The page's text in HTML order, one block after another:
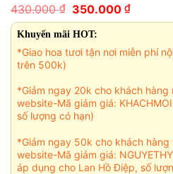
430.000₫ Giá
gốc
là:
430.000 ₫.
350.000 ₫Giá
hiện
Khuyến mãi HOT:
*Giao hoa tươi tận nơi miễn phí
trên 500k)
*Giảm ngay 20k cho khách hàng
website-Mã giảm giá:
số lượng có hạn)
*Giảm ngay 50k cho khách hàng
website-Mã giảm giá:
áp dụng cho Lan Hồ Điệp, số